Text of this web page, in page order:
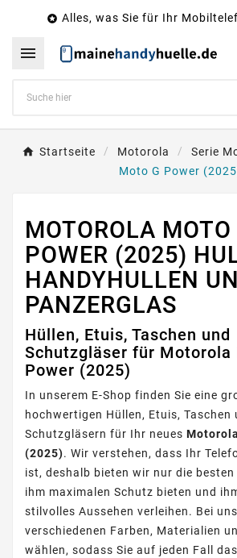
 Alles, was Sie für Ihr

Startseite Motorola Serie
Moto G Power
MOTOROLA MOTO
POWER (2025)
HANDYHULLEN
PANZERGLAS
Hüllen, Etuis, Taschen und
Schutzgläser für Motorola
Power (2025)
In unserem E-Shop finden Sie eine
hochwertigen Hüllen, Etuis, Taschen
Schutzgläsern für Ihr neues
(2025). Wir verstehen, dass Ihr
ist, deshalb bieten wir nur die
ihm maximalen Schutz bieten und
stilvolles Aussehen verleihen. Bei
verschiedenen Farben, Materialien
wählen, sodass Sie auf jeden Fall